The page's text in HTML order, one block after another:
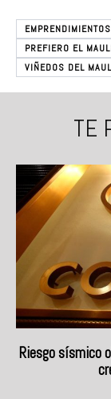
PREFIERO EL
VIÑEDOS DEL
TE
Riesgo sísmico